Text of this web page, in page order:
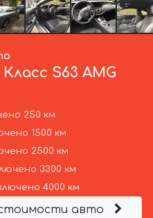
Класс S63 AMG
250 км
1500 км
2500 км
3300 км
4000 км
авто